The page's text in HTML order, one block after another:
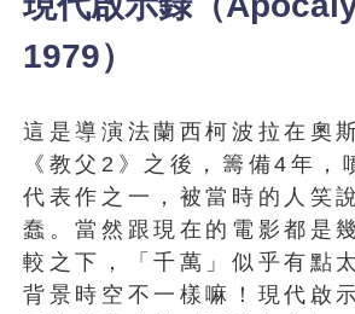
1979）
這是導演法蘭西柯波拉在奧
《教父2》之後，籌備4年，
代表作之一，被當時的人笑
蠢。當然跟現在的電影都是
較之下，「千萬」似乎有點
背景時空不一樣嘛！現代啟